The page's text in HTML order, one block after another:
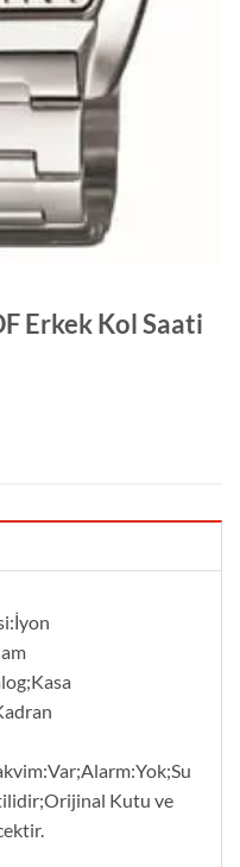
Erkek Kol Saati
Kutu ve